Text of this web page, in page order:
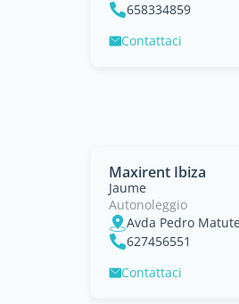
658334859
Contattaci
Maxirent Ibiza
Jaume
Autonoleggio
Avda Pedro
627456551
Contattaci